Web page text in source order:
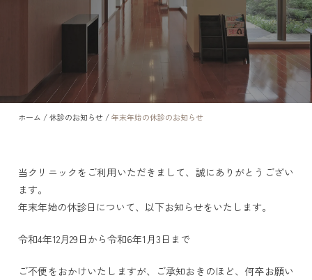
ホーム /休診のお知らせ /年末年始の休診のお知らせ
当クリニックをご利用いただきまして、誠にありがとうござい
ます。
年末年始の休診日について、以下お知らせをいたします。
令和4年12月29日から令和6年1月3日まで
ご不便をおかけいたしますが、ご承知おきのほど、何卒お願い